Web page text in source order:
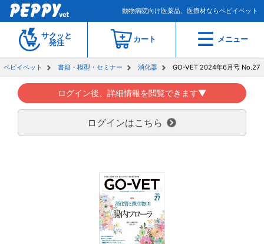
動物病院向け医薬品、医療材ならペピイベット
サクッと
発注
カート メニュー
ペピイベット 書籍・模型・セミナー 消化器 GO-VET 2024年6月号 No.27
ログイン後、詳細情報を閲覧できます▼
ログインはこちら